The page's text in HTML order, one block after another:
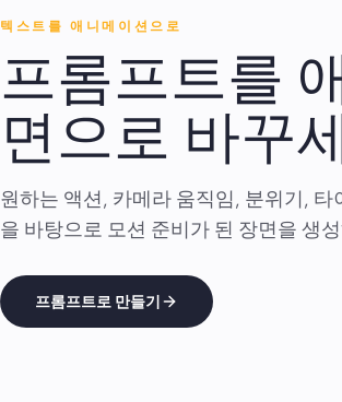
텍스트를 애니메이션으로
프롬프트를
면으로 바꾸
원하는 액션, 카메라 움직임, 분위기,
을 바탕으로 모션 준비가 된 장면을 생
프롬프트로 만들기